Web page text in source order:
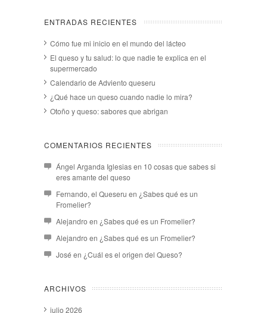
ENTRADAS RECIENTES
Cómo fue mi inicio en el mundo del lácteo
El queso y tu salud: lo que nadie te explica en el
supermercado
Calendario de Adviento queseru
¿Qué hace un queso cuando nadie lo mira?
Otoño y queso: sabores que abrigan
COMENTARIOS RECIENTES
Ángel Arganda Iglesiasen 10 cosas que sabes si
eres amante del queso
Fernando, el Queseru en ¿Sabes qué es un
Fromelier?
Alejandro en ¿Sabes qué es un Fromelier?
Alejandro en ¿Sabes qué es un Fromelier?
José en ¿Cuál es el origen del Queso?
ARCHIVOS
julio 2026